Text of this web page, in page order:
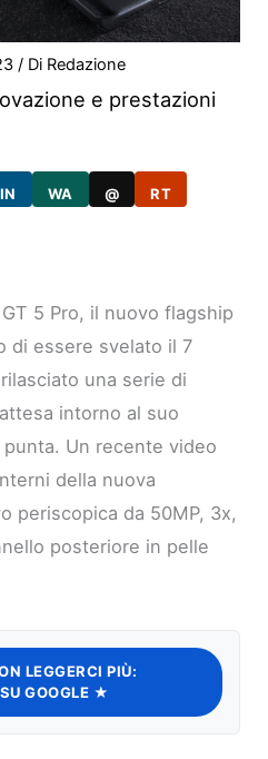
/ Di Redazione
e prestazioni
IN WA @ RT
5 Pro, il nuovo flagship
di essere svelato il 7
una serie di
intorno al suo
Un recente video
della nuova
periscopica da 50MP, 3x,
posteriore in pelle
LEGGERCI PIÙ:
GOOGLE ★